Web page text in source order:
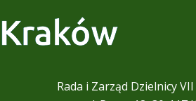
Rada i Zarząd Dzielnicy